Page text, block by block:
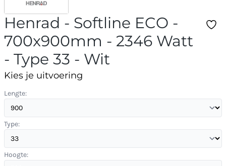
Henrad - Softline ECO -
700x900mm - 2346 Watt
- Type 33 - Wit
Kies je uitvoering
Lengte:
Type:
Hoogte: